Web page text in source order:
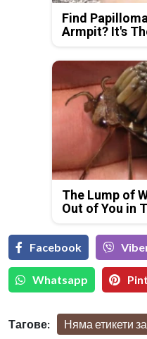
Find
Armpit? It's
The Lump of
Out of You in
Facebook
Whatsapp
Тагове: Няма етикети